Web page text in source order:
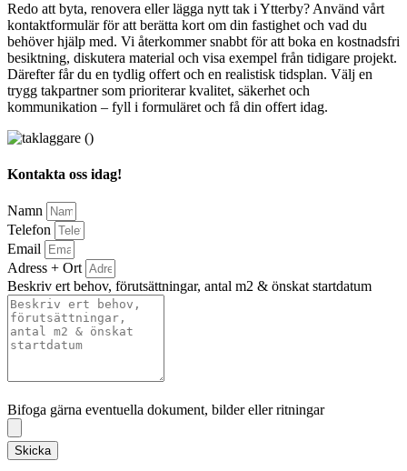
Redo att byta, renovera eller lägga nytt tak i Ytterby? Använd vårt
kontaktformulär för att berätta kort om din fastighet och vad du
behöver hjälp med. Vi återkommer snabbt för att boka en kostnadsfri
besiktning, diskutera material och visa exempel från tidigare projekt.
Därefter får du en tydlig offert och en realistisk tidsplan. Välj en
trygg takpartner som prioriterar kvalitet, säkerhet och
kommunikation – fyll i formuläret och få din offert idag.
Kontakta oss idag!
Namn
Telefon
Email
Adress + Ort
Beskriv ert behov, förutsättningar, antal m2 & önskat startdatum
Bifoga gärna eventuella dokument, bilder eller ritningar
Skicka